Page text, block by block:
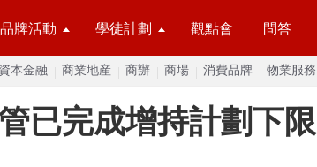
品牌活動 學徒計劃 觀點會 問答
資本金融 商業地産 商辦 商場 消費品牌 物業服務
已完成增持計劃下限